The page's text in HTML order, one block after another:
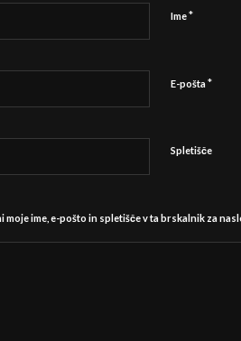
Ime*
E-pošta*
Spletišče
moje ime, e-pošto in spletišče v ta brskalnik za